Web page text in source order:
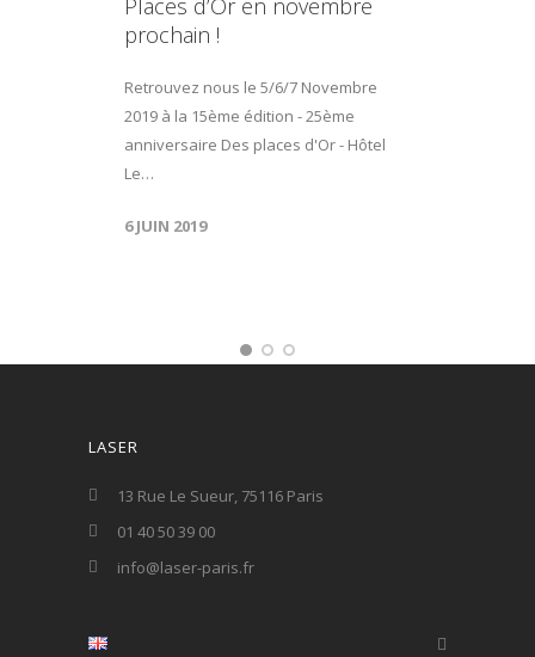
Places d’Or en novembre
prochain !
Retrouvez nous le 5/6/7 Novembre
2019 à la 15ème édition - 25ème
anniversaire Des places d'Or - Hôtel
Le…
6 JUIN 2019
LASER
13 Rue Le Sueur, 75116 Paris
01 40 50 39 00
info@laser-paris.fr